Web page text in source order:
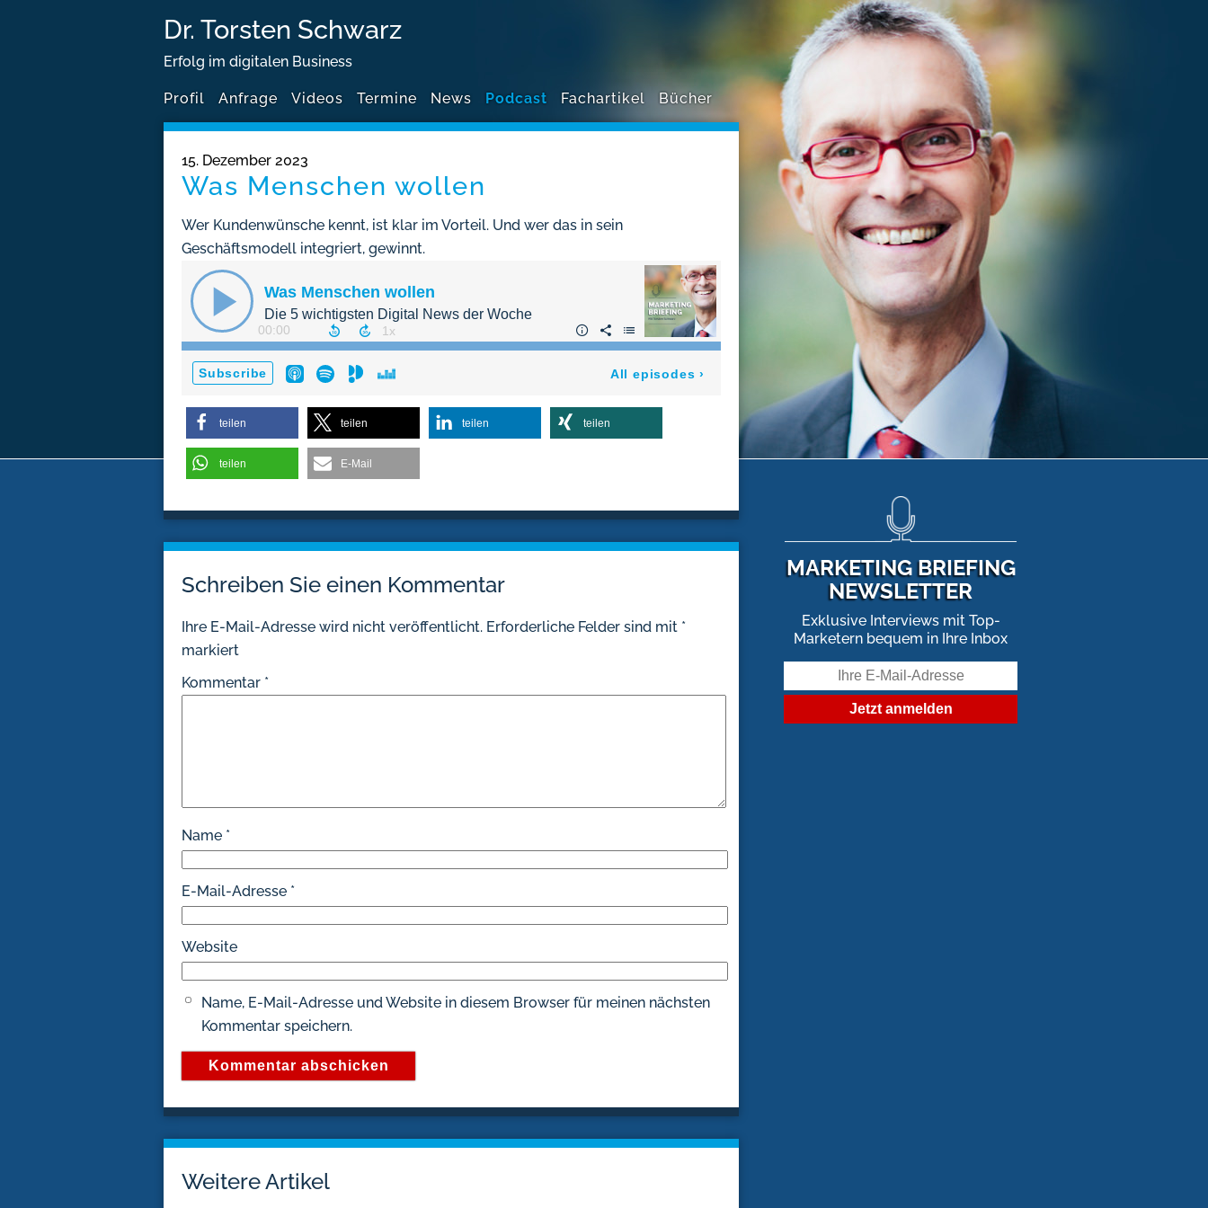
Dr. Torsten Schwarz
Erfolg im digitalen Business
Profil Anfrage Videos Termine News Podcast Fachartikel Bücher
15. Dezember 2023
Was Menschen wollen
Wer Kundenwünsche kennt, ist klar im Vorteil. Und wer das in sein
Geschäftsmodell integriert, gewinnt.
teilen teilen teilen teilen
teilen E-Mail
Schreiben Sie einen Kommentar
Ihre E-Mail-Adresse wird nicht veröffentlicht. Erforderliche Felder sind mit *
markiert
Kommentar *
Name *
E-Mail-Adresse *
Website
Name, E-Mail-Adresse und Website in diesem Browser für meinen nächsten
Kommentar speichern.
Weitere Artikel
MARKETING BRIEFING
NEWSLETTER
Exklusive Interviews mit Top-
Marketern bequem in Ihre Inbox